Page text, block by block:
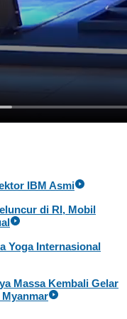
IBM Asmi
di RI, Mobil
Yoga Internasional
Massa Kembali Gelar